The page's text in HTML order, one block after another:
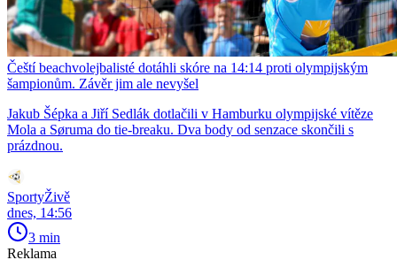
Čeští beachvolejbalisté dotáhli skóre na 14:14 proti olympijským
šampionům. Závěr jim ale nevyšel
Jakub Šépka a Jiří Sedlák dotlačili v Hamburku olympijské vítěze
Mola a Søruma do tie-breaku. Dva body od senzace skončili s
prázdnou.
SportyŽivě
dnes, 14:56
3 min
Reklama